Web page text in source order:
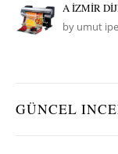
A İZMİR
by umut
GÜNCEL